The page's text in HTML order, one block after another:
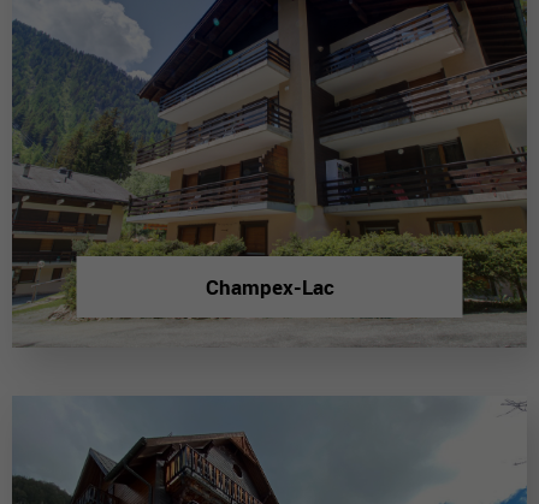
Champex-Lac